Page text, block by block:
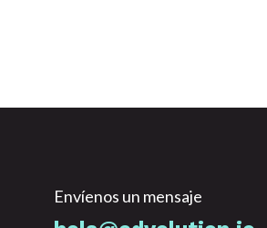
Envíenos un mensaje